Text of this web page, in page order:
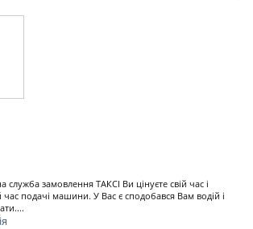
замовлення ТАКСІ Ви цінуєте свій час і
подачі машини. У Вас є сподобався Вам водій і